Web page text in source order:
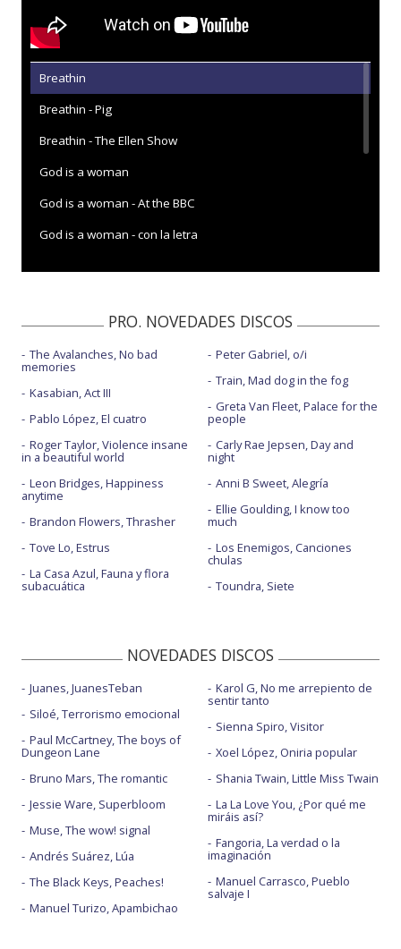
Breathin
Breathin - Pig
Breathin - The Ellen Show
God is a woman
God is a woman - At the BBC
God is a woman - con la letra
No tears left to cry - Tonight Show
R.E.M. - BBC Radio 1 Live Lounge
The light is coming - con Nicki Minaj
PRO. NOVEDADES DISCOS
The Avalanches, No bad
memories
Kasabian, Act III
Pablo López, El cuatro
Roger Taylor, Violence insane
in a beautiful world
Leon Bridges, Happiness
anytime
Brandon Flowers, Thrasher
Tove Lo, Estrus
La Casa Azul, Fauna y flora
subacuática
Peter Gabriel, o/i
Train, Mad dog in the fog
Greta Van Fleet, Palace for the
people
Carly Rae Jepsen, Day and
night
Anni B Sweet, Alegría
Ellie Goulding, I know too
much
Los Enemigos, Canciones
chulas
Toundra, Siete
NOVEDADES DISCOS
Juanes, JuanesTeban
Siloé, Terrorismo emocional
Paul McCartney, The boys of
Dungeon Lane
Bruno Mars, The romantic
Jessie Ware, Superbloom
Muse, The wow! signal
Andrés Suárez, Lúa
The Black Keys, Peaches!
Manuel Turizo, Apambichao
Karol G, No me arrepiento de
sentir tanto
Sienna Spiro, Visitor
Xoel López, Oniria popular
Shania Twain, Little Miss Twain
La La Love You, ¿Por qué me
miráis así?
Fangoria, La verdad o la
imaginación
Manuel Carrasco, Pueblo
salvaje I